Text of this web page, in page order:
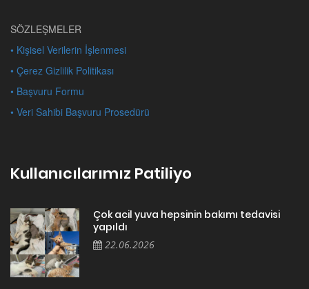
SÖZLEŞMELER
• Kişisel Verilerin İşlenmesi
• Çerez Gizlilik Politikası
• Başvuru Formu
• Veri Sahibi Başvuru Prosedürü
Kullanıcılarımız Patiliyo
Çok acil yuva hepsinin bakımı tedavisi
yapıldı
22.06.2026